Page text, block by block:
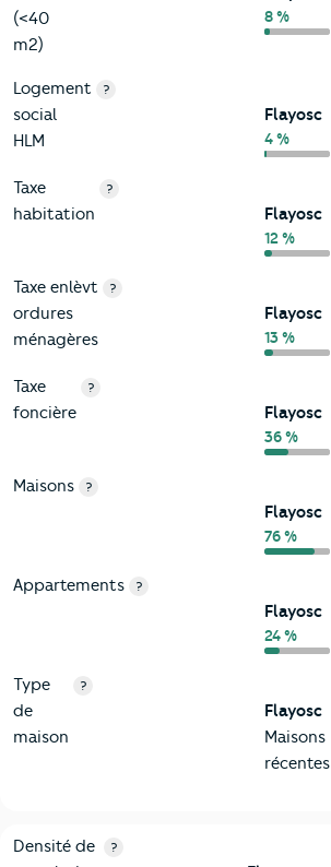
(<40
m2)
8 %
Logement
social
HLM
?
Flayosc
4 %
Taxe
habitation
?
Flayosc
12 %
Taxe enlèvt
ordures
ménagères
?
Flayosc
13 %
Taxe
foncière
?
Flayosc
36 %
Maisons ?
Flayosc
76 %
Appartements ?
Flayosc
24 %
Type
de
maison
?
Flayosc
Maisons
récentes
2-Habitants
Critères Flayosc
Densité de
?